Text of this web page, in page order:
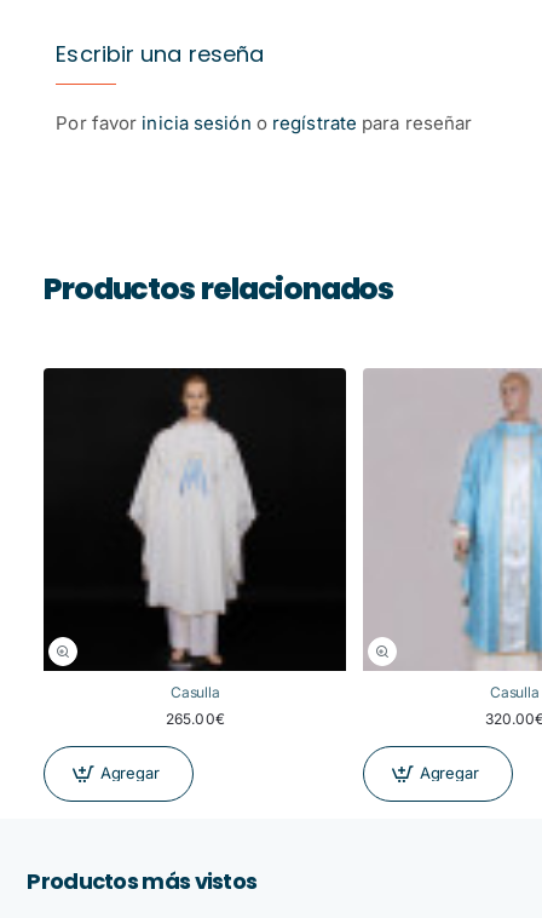
Escribir una reseña
Por favor inicia sesión o regístrate para reseñar
Productos relacionados
Casulla
265.00€
Agregar
Casulla
Agregar
Productos más vistos